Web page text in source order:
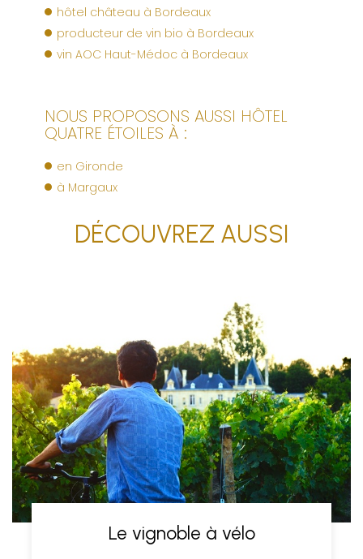
hôtel château à Bordeaux
producteur de vin bio à Bordeaux
vin AOC Haut-Médoc à Bordeaux
NOUS PROPOSONS AUSSI HÔTEL
QUATRE ÉTOILES À :
en Gironde
à Margaux
DÉCOUVREZ AUSSI
Le vignoble à vélo